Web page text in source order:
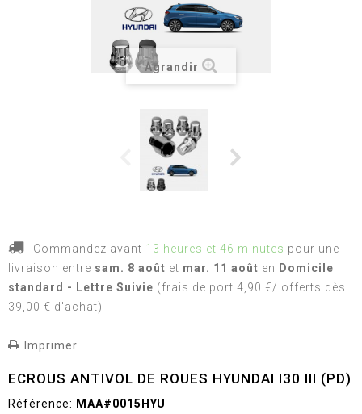
Agrandir
Commandez avant 13 heures et 46 minutes pour une
livraison entre sam. 8 août et mar. 11 août en Domicile
standard - Lettre Suivie (frais de port 4,90 €/ offerts dès
39,00 € d'achat)
Imprimer
ECROUS ANTIVOL DE ROUES HYUNDAI I30 III (PD)
Référence: MAA#0015HYU